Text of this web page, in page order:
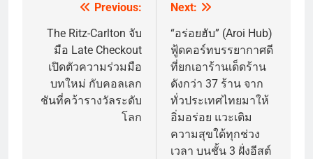
navigation
Previous:
The Ritz-Carlton จับ
มือ Late Checkout
เปิดตัวความร่วมมือ
บทใหม่ กับคอลเลก
ชันที่คว้ารางวัลระดับ
โลก
Next:
“อร่อยฮับ” (Aroi Hub)
ฟู้ดคอร์ทบรรยากาศดี
ที่ยกเอาร้านเด็ดร้าน
ดังกว่า 37 ร้าน จาก
ทั่วประเทศไทยมาให้
อิ่มอร่อย แวะเติม
ความสุขใด้ทุกช่วง
เวลา บนชั้น 3 ฝั่งอีสต์